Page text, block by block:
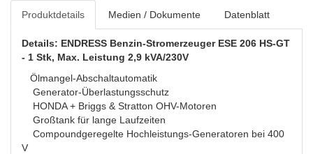
Produktdetails Medien / Dokumente Datenblatt
Details: ENDRESS Benzin-Stromerzeuger ESE 206 HS-GT
- 1 Stk, Max. Leistung 2,9 kVA/230V
Ölmangel-Abschaltautomatik
Generator-Überlastungsschutz
HONDA + Briggs & Stratton OHV-Motoren
Großtank für lange Laufzeiten
Compoundgeregelte Hochleistungs-Generatoren bei 400
V